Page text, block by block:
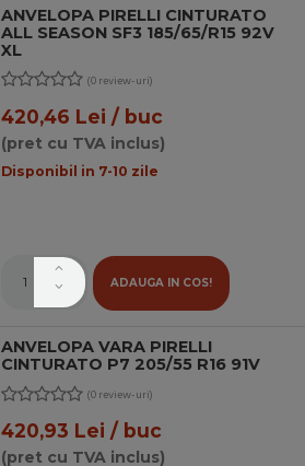
ANVELOPA PIRELLI CINTURATO
ALL SEASON SF3 185/65/R15 92V
XL
(0 review-uri)
420,46 Lei / buc
(pret cu TVA inclus)
Disponibil in 7-10 zile
ADAUGA IN COS!
ANVELOPA VARA PIRELLI
CINTURATO P7 205/55 R16 91V
(0 review-uri)
420,93 Lei / buc
(pret cu TVA inclus)